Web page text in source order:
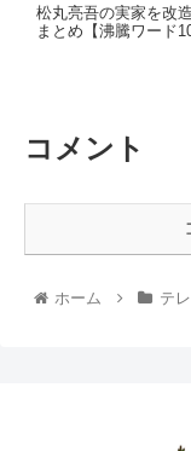
松丸亮吾の実家を改
まとめ【沸騰ワード10
コメント
ホーム テ